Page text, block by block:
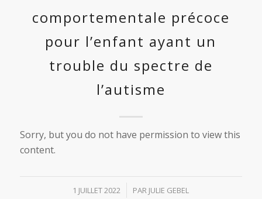
comportementale précoce
pour l’enfant ayant un
trouble du spectre de
l’autisme
Sorry, but you do not have permission to view this
content.
1 JUILLET 2022
/ PAR JULIE GEBEL